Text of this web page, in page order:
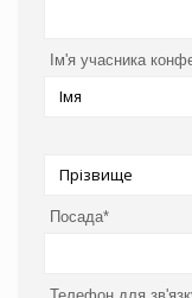
Ім'я учасника
Посада*